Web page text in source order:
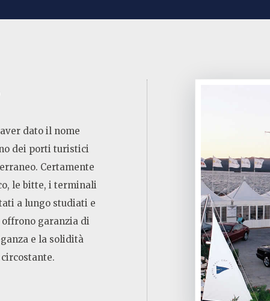
dato il nome
dei porti turistici
Certamente
le bitte, i terminali
a lungo studiati e
garanzia di
e la solidità